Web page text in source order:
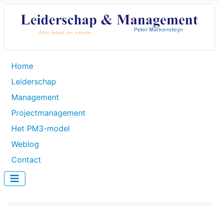
Home
Leiderschap
Management
Projectmanagement
Het PM3-model
Weblog
Contact